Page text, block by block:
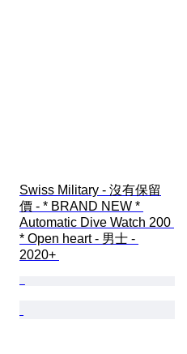
Swiss Military - 沒有保留
價 - * BRAND NEW *
Automatic Dive Watch 200
* Open heart - 男士 -
2020+